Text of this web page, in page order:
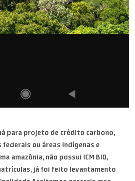
há para projeto de crédito carbono,
ou áreas indígenas e
amazônia, não possui ICM BIO,
já foi feito levantamento